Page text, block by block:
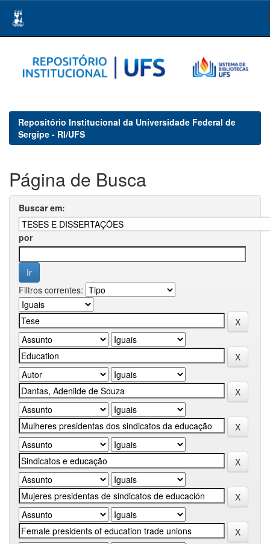
navigation
Repositório Institucional da Universidade Federal de
Sergipe - RI/UFS
Página de Busca
Buscar em:
por
Filtros correntes: